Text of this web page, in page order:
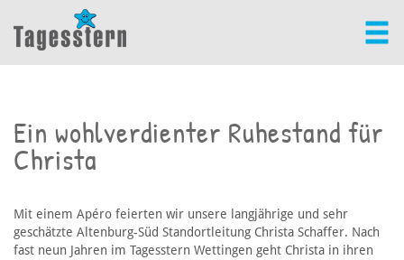
Ein wohlverdienter Ruhestand für
Christa
Mit einem Apéro feierten wir unsere langjährige und sehr
geschätzte Altenburg-Süd Standortleitung Christa Schaffer. Nach
fast neun Jahren im Tagesstern Wettingen geht Christa in ihren